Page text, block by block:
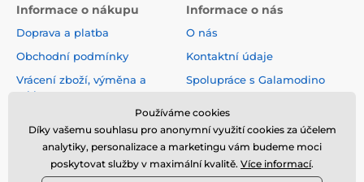
Informace o nákupu
Doprava a platba
Obchodní podmínky
Vrácení zboží, výměna a
reklamace
Online vrácení a reklamace
Sledování zásilky
Nejčastější dotazy
Informace o nás
O nás
Kontaktní údaje
Spolupráce s Galamodino
údajů
Používáme cookies
Díky vašemu souhlasu pro anonymní využití cookies za účelem
analytiky, personalizace a marketingu vám budeme moci
poskytovat služby v maximální kvalitě. Více informací.